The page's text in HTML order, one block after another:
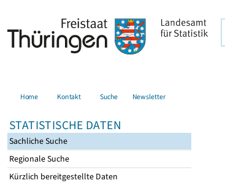
Home Kontakt Suche Newsletter
STATISTISCHE DATEN
Sachliche Suche
Regionale Suche
Kürzlich bereitgestellte Daten